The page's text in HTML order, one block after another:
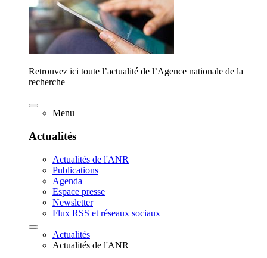
Retrouvez ici toute l’actualité de l’Agence nationale de la
recherche
Menu
Actualités
Actualités de l'ANR
Publications
Agenda
Espace presse
Newsletter
Flux RSS et réseaux sociaux
Actualités
Actualités de l'ANR